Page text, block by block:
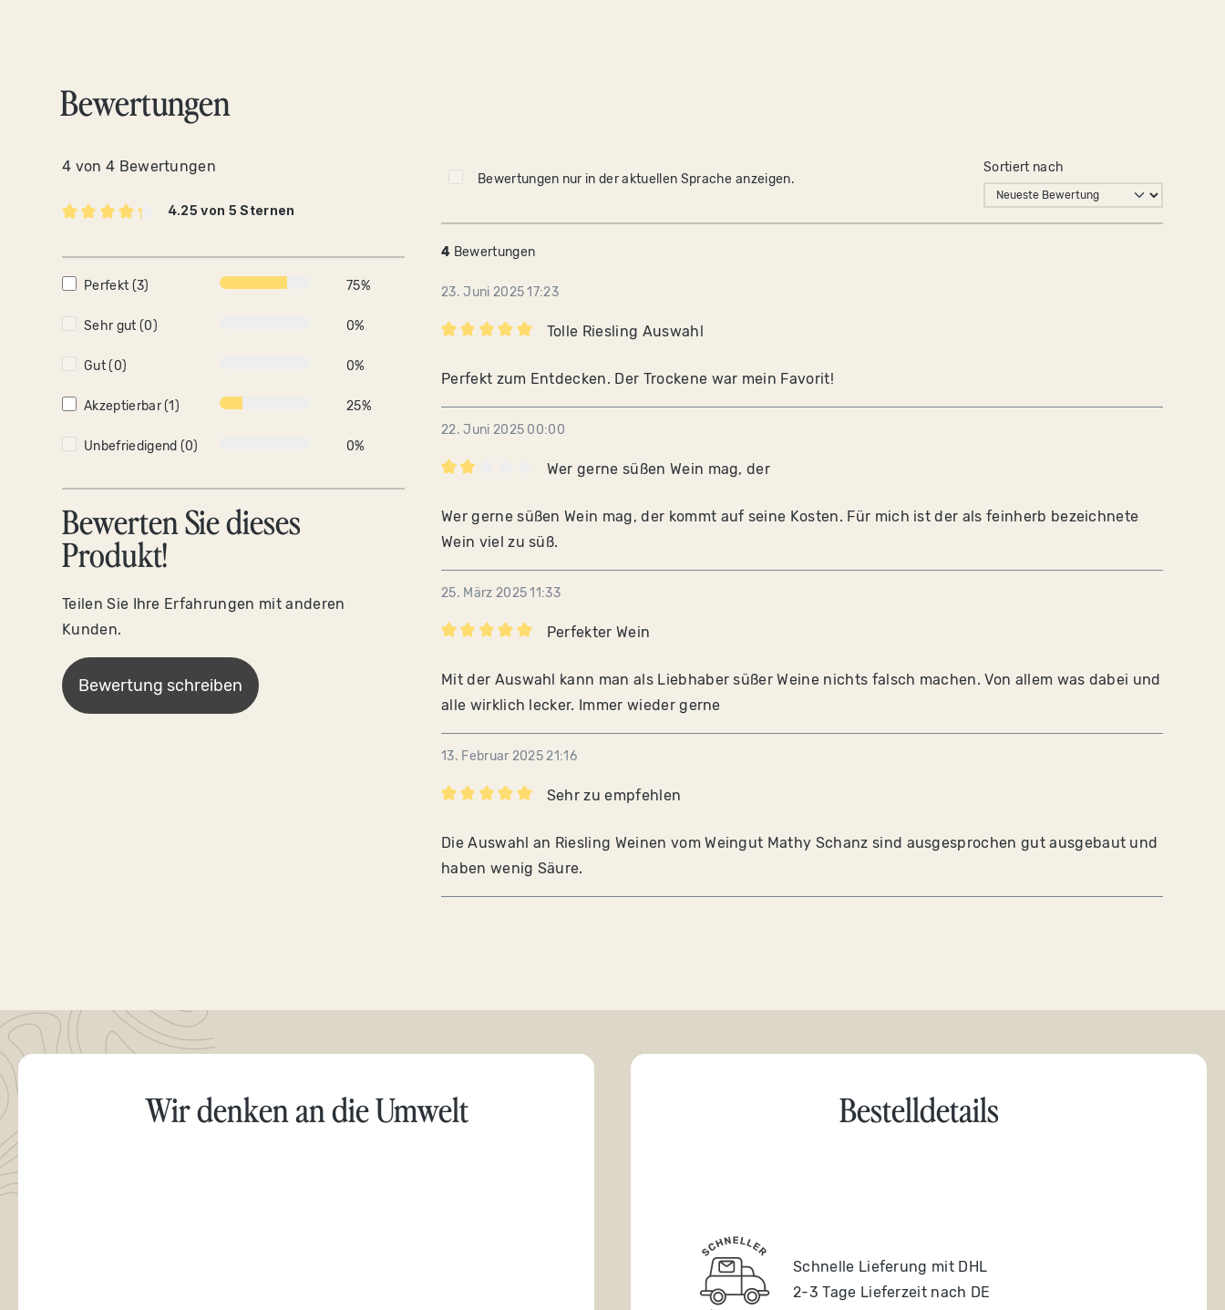
Bewertungen
4 von 4 Bewertungen
4.25 von 5 Sternen
Perfekt (3) 75%
Sehr gut (0) 0%
Gut (0) 0%
Akzeptierbar (1) 25%
Unbefriedigend (0) 0%
Bewerten Sie dieses
Produkt!
Teilen Sie Ihre Erfahrungen mit anderen
Kunden.
Bewertung schreiben
Bewertungen nur in der aktuellen Sprache anzeigen.
Sortiert nach
4 Bewertungen
23. Juni 2025 17:23
Tolle Riesling Auswahl
Perfekt zum Entdecken. Der Trockene war mein Favorit!
22. Juni 2025 00:00
Wer gerne süßen Wein mag, der
Wer gerne süßen Wein mag, der kommt auf seine Kosten. Für mich ist der als feinherb bezeichnete
Wein viel zu süß.
25. März 2025 11:33
Perfekter Wein
Mit der Auswahl kann man als Liebhaber süßer Weine nichts falsch machen. Von allem was dabei und
alle wirklich lecker. Immer wieder gerne
13. Februar 2025 21:16
Sehr zu empfehlen
Die Auswahl an Riesling Weinen vom Weingut Mathy Schanz sind ausgesprochen gut ausgebaut und
haben wenig Säure.
Wir denken an die Umwelt Bestelldetails
Schnelle Lieferung mit DHL
2-3 Tage Lieferzeit nach DE